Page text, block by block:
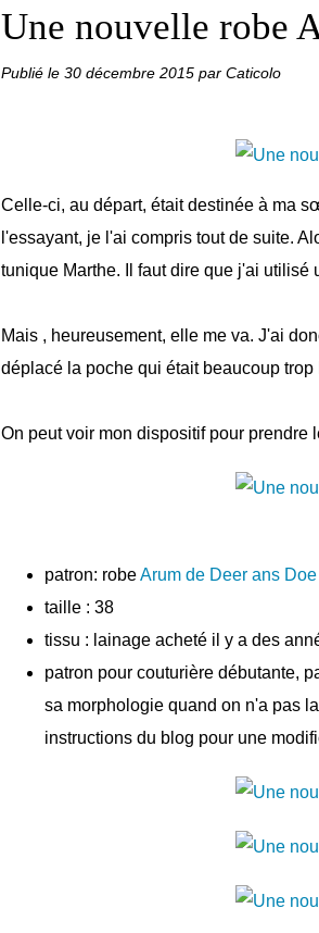
Une nouvelle robe
Publié le 30 décembre 2015 par Caticolo
Celle-ci, au départ, était destinée à ma
l'essayant, je l'ai compris tout de suite.
tunique Marthe. Il faut dire que j'ai
Mais , heureusement, elle me va. J'ai
déplacé la poche qui était beaucoup trop
On peut voir mon dispositif pour prendre
patron: robeArum de Deer ans Doe
taille : 38
tissu : lainage acheté il y a des
patron pour couturière débutante,
sa morphologie quand on n'a pas
instructions du blog pour une